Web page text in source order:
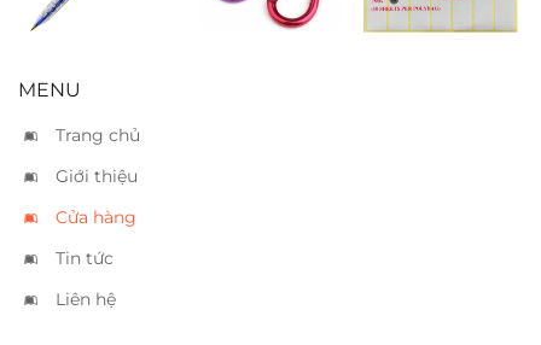
MENU
Trang chủ
Giới thiệu
Cửa hàng
Tin tức
Liên hệ